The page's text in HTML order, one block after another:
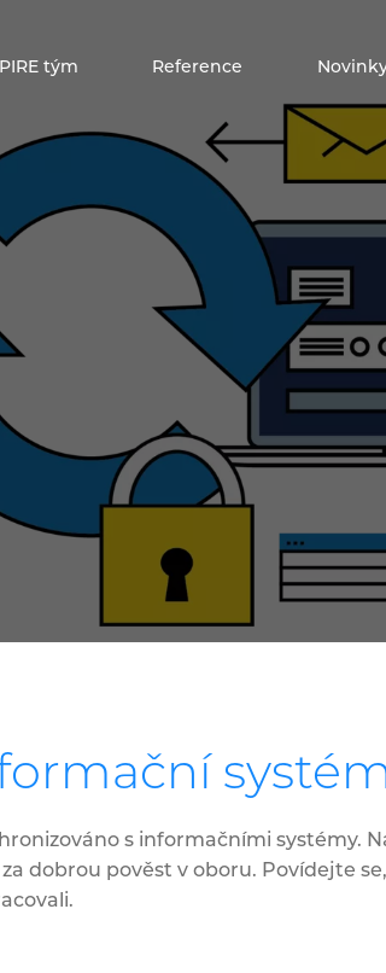
tým Reference
s informačními systémy.
dobrou pověst v oboru. Povídejte